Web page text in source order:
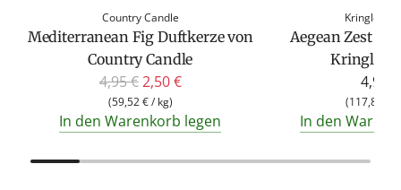
Country Candle
Mediterranean Fig Duftkerze von
Country Candle
R
g
4,95 €2,50 €
(59,52 €/ kg)
In den Warenkorb legen
Kringle
Aegean Zest
Kringle
4,95 €
(117,86 €
In den